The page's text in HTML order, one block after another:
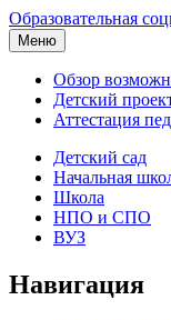
Образовательная
Меню
Обзор
Детский
Аттестация
Детский сад
Начальная
Школа
НПО и СПО
ВУЗ
Навигация